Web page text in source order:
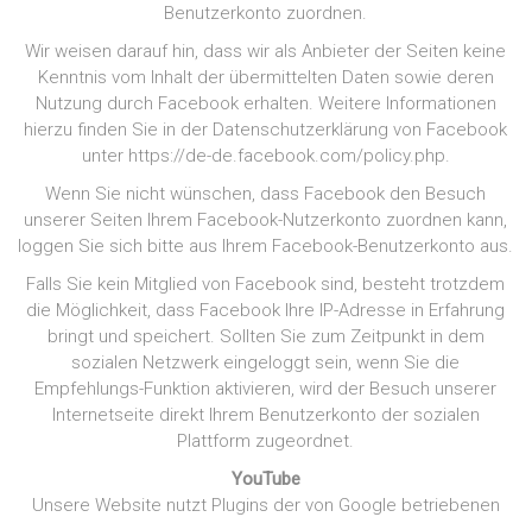
Benutzerkonto zuordnen.
Wir weisen darauf hin, dass wir als Anbieter der Seiten keine
Kenntnis vom Inhalt der übermittelten Daten sowie deren
Nutzung durch Facebook erhalten. Weitere Informationen
hierzu finden Sie in der Datenschutzerklärung von Facebook
unter https://de-de.facebook.com/policy.php.
Wenn Sie nicht wünschen, dass Facebook den Besuch
unserer Seiten Ihrem Facebook-Nutzerkonto zuordnen kann,
loggen Sie sich bitte aus Ihrem Facebook-Benutzerkonto aus.
Falls Sie kein Mitglied von Facebook sind, besteht trotzdem
die Möglichkeit, dass Facebook Ihre IP-Adresse in Erfahrung
bringt und speichert. Sollten Sie zum Zeitpunkt in dem
sozialen Netzwerk eingeloggt sein, wenn Sie die
Empfehlungs-Funktion aktivieren, wird der Besuch unserer
Internetseite direkt Ihrem Benutzerkonto der sozialen
Plattform zugeordnet.
YouTube
Unsere Website nutzt Plugins der von Google betriebenen